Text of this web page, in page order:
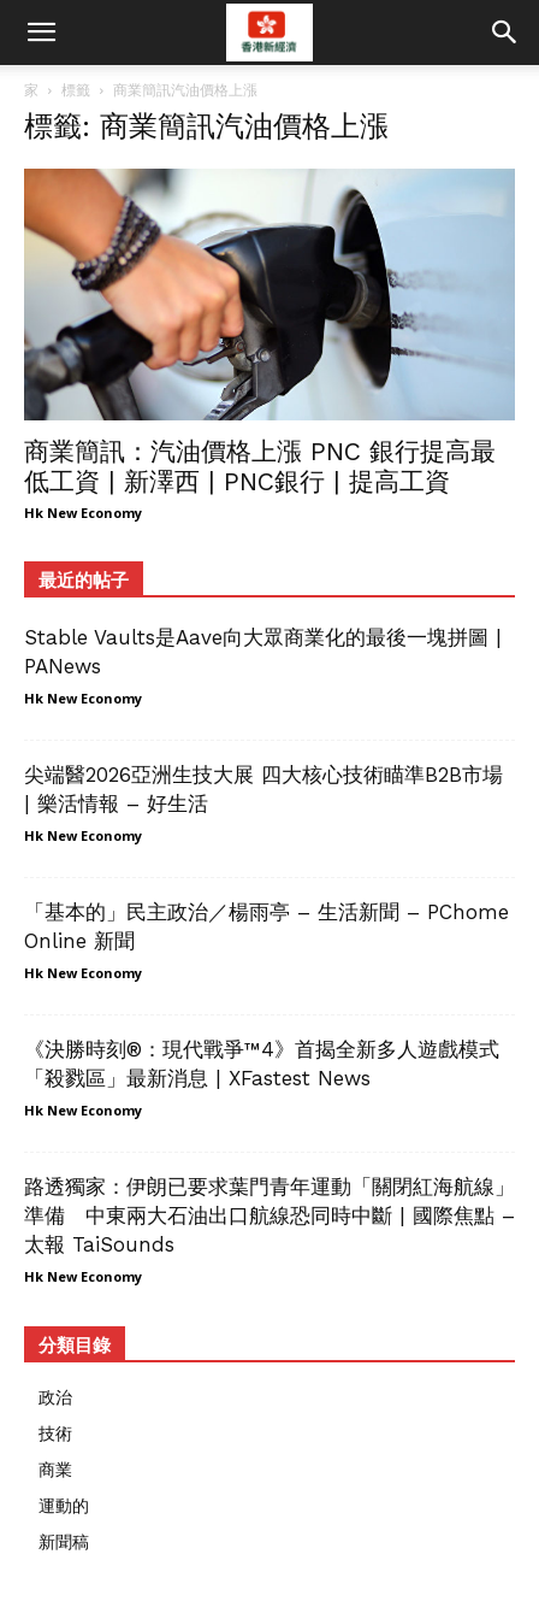
家 標籤 商業簡訊汽油價格上漲
標籤: 商業簡訊汽油價格上漲
商業簡訊：汽油價格上漲 PNC 銀行提高最
低工資 | 新澤西 | PNC銀行 | 提高工資
Hk New Economy
最近的帖子
Stable Vaults是Aave向大眾商業化的最後一塊拼圖 |
PANews
Hk New Economy
尖端醫2026亞洲生技大展 四大核心技術瞄準B2B市場
| 樂活情報 – 好生活
Hk New Economy
「基本的」民主政治／楊雨亭 – 生活新聞 – PChome
Online 新聞
Hk New Economy
《決勝時刻®：現代戰爭™4》首揭全新多人遊戲模式
「殺戮區」最新消息 | XFastest News
Hk New Economy
路透獨家：伊朗已要求葉門青年運動「關閉紅海航線」
準備 中東兩大石油出口航線恐同時中斷 | 國際焦點 –
太報 TaiSounds
Hk New Economy
分類目錄
政治
技術
商業
運動的
新聞稿